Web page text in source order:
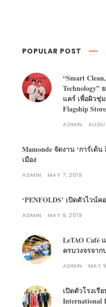
POPULAR POST
“Smart
Technology”
แคร์ เพื่อผิวชุ่
Flagship
ADMIN
Mamonde จัดงาน ‘การ์เด้
เมือง
ADMIN MAY 7, 2019
‘PENFOLDS’ เปิดตัวไวน์
ADMIN MAY 9, 2019
LeTAO
ครบวงจรจา
ADMIN MAY
เปิดตัวโรงเรี
International